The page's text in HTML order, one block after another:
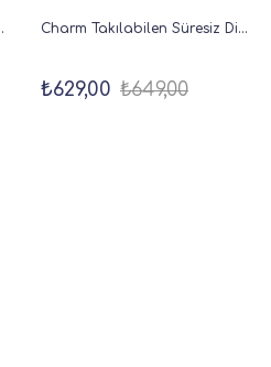
9x17 cm Füme Charm Takılabilen Süresiz Dikey Haftalık Ajanda 18x20 cm Pembe
₺629,00 ₺649,00